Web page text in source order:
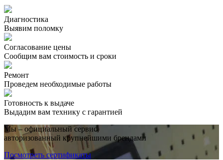
Диагностика
Выявим поломку
Согласование цены
Сообщим вам стоимость и сроки
Ремонт
Проведем необходимые работы
Готовность к выдаче
Выдадим вам технику с гарантией
Мы – официальный сервис,
авторизованный крупнейшими брендами
Посмотреть сертификаты